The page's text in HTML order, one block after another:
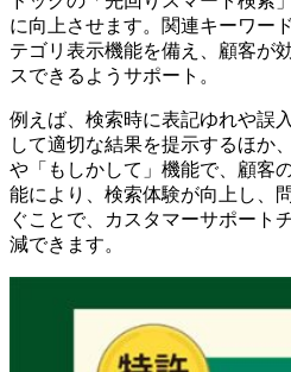
に向上させます。関連キーワー
テゴリ表示機能を備え、顧客が
スできるようサポート。
例えば、検索時に表記ゆれや誤
して適切な結果を提示するほか
や「もしかして」機能で、顧客
能により、検索体験が向上し、
ぐことで、カスタマーサポート
減できます。